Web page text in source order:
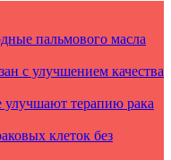
пальмового масла
с улучшением качества
терапию рака
клеток без